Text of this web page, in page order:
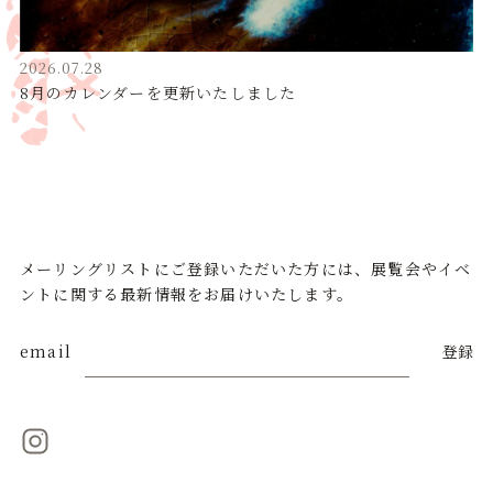
2026.07.28
8月のカレンダーを更新いたしました
メーリングリストにご登録いただいた方には、展覧会やイベ
ントに関する最新情報をお届けいたします。
email 登録